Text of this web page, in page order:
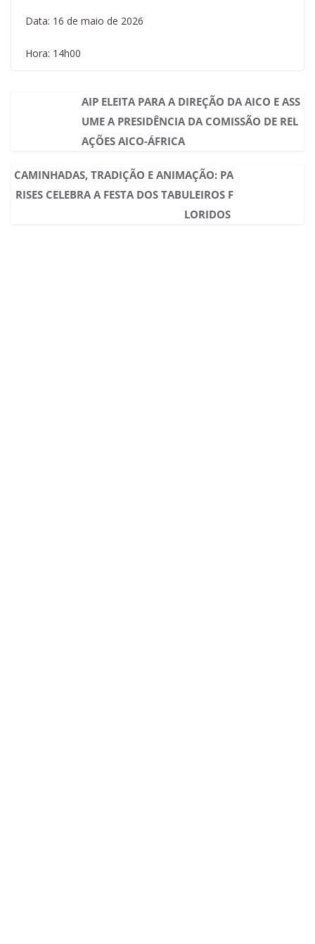
Data: 16 de maio de 2026
Hora: 14h00
AIP ELEITA PARA A DIREÇÃO DA AICO E ASS
UME A PRESIDÊNCIA DA COMISSÃO DE REL
AÇÕES AICO-ÁFRICA
CAMINHADAS, TRADIÇÃO E ANIMAÇÃO: PA
RISES CELEBRA A FESTA DOS TABULEIROS F
LORIDOS